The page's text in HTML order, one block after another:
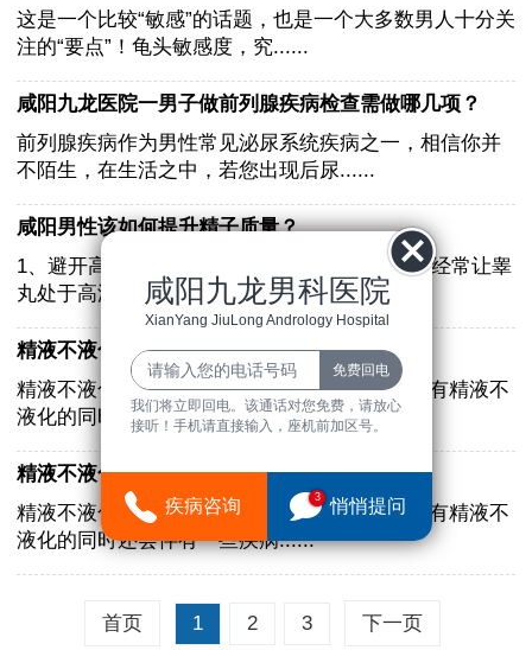
这是一个比较“敏感”的话题，也是一个大多数男人十分关
注的“要点”！龟头敏感度，究......
咸阳九龙医院一男子做前列腺疾病检查需做哪几项？
前列腺疾病作为男性常见泌尿系统疾病之一，相信你并
不陌生，在生活之中，若您出现后尿......
咸阳男性该如何提升精子质量？
1、避开高温环境少去泡温泉、蒸桑拿等。不要经常让睾
丸处于高温环境，腹股沟温度升高......
精液不液化该怎么办？精液不液化的原因
精液不液化的危害 1.影响男性健康。 男性在患有精液不
液化的同时还会伴有一些疾病......
精液不液化的原因? 精液不液化该怎么办？
精液不液化的危害 1.影响男性健康。 男性在患有精液不
液化的同时还会伴有一些疾病......
首页 1 2 3 下一页
咸阳九龙男科医院
XianYang JiuLong Andrology Hospital
我们将立即回电。该通话对您免费，请放心
接听！手机请直接输入，座机前加区号。
疾病咨询 3 悄悄提问